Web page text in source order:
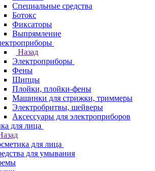
Специальные средства
Ботокс
Фиксаторы
Выпрямление
Назад
Электроприборы
Фены
Щипцы
Плойки, плойки-фены
Машинки для стрижки, триммеры
Электробритвы, шейверы
Аксессуары для электроприборов
для лица
для лица
для умывания